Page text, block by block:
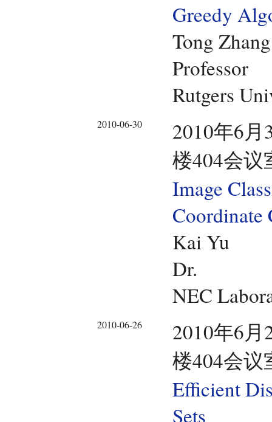
Greedy
Tong Zhang
Professor
Rutgers
2010-06-30
2010年6
楼404会议
Image
Coordinate
Kai Yu
Dr.
NEC
2010-06-26
2010年6
楼404会议
Efficient
Sets